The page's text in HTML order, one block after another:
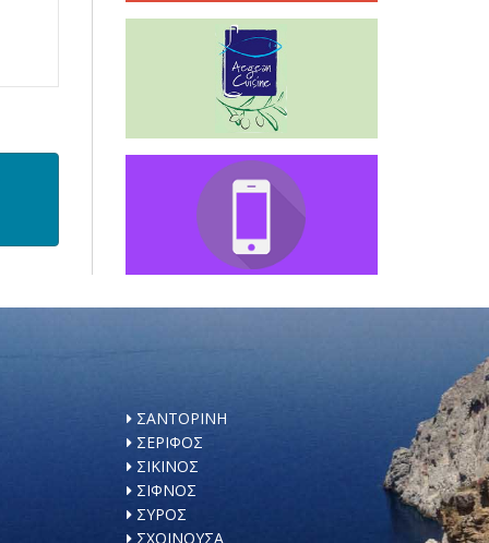
ΣΑΝΤΟΡΙΝΗ
ΣΕΡΙΦΟΣ
ΣΙΚΙΝΟΣ
ΣΙΦΝΟΣ
ΣΥΡΟΣ
ΣΧΟΙΝΟΥΣΑ